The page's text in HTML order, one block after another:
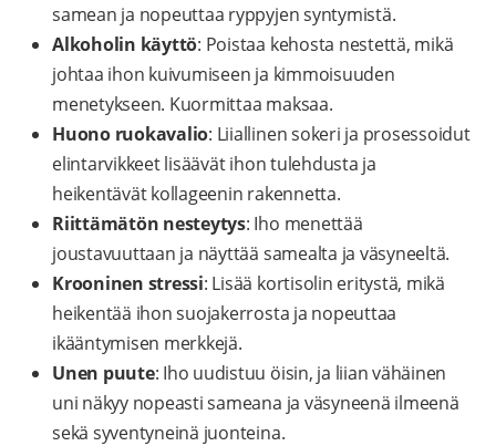
samean ja nopeuttaa ryppyjen syntymistä.
Alkoholin käyttö: Poistaa kehosta nestettä, mikä
johtaa ihon kuivumiseen ja kimmoisuuden
menetykseen. Kuormittaa maksaa.
Huono ruokavalio: Liiallinen sokeri ja prosessoidut
elintarvikkeet lisäävät ihon tulehdusta ja
heikentävät kollageenin rakennetta.
Riittämätön nesteytys: Iho menettää
joustavuuttaan ja näyttää samealta ja väsyneeltä.
Krooninen stressi: Lisää kortisolin eritystä, mikä
heikentää ihon suojakerrosta ja nopeuttaa
ikääntymisen merkkejä.
Unen puute: Iho uudistuu öisin, ja liian vähäinen
uni näkyy nopeasti sameana ja väsyneenä ilmeenä
sekä syventyneinä juonteina.